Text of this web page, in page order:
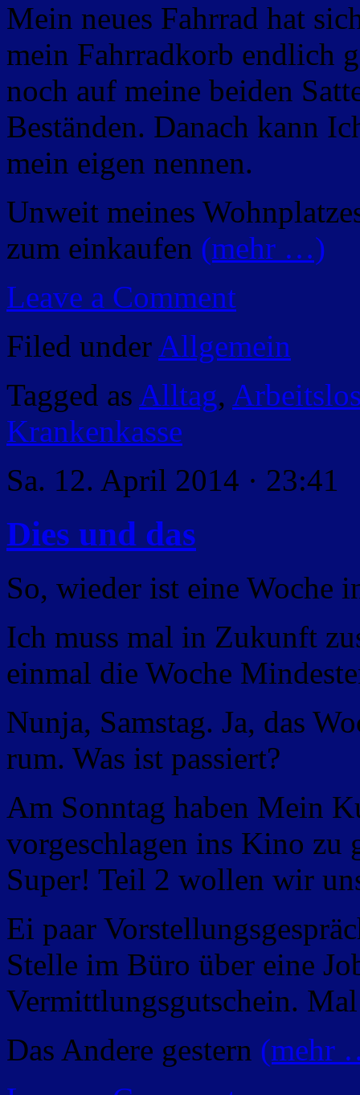
Mein neues Fahrrad hat
mein Fahrradkorb endlich
noch auf meine beiden
Beständen. Danach kann
mein eigen nennen.
Unweit meines
zum einkaufen (mehr …)
Leave a Comment
Filed under Allgemein
Tagged as Alltag,
Krankenkasse
Sa. 12. April 2014 · 23:41
Dies und das
So, wieder ist eine Woche
Ich muss mal in Zukunft
einmal die Woche
Nunja, Samstag. Ja, das
rum. Was ist passiert?
Am Sonntag haben Mein
vorgeschlagen ins Kino zu
Super! Teil 2 wollen wir
Ei paar
Stelle im Büro über eine
Vermittlungsgutschein.
Das Andere gestern (mehr